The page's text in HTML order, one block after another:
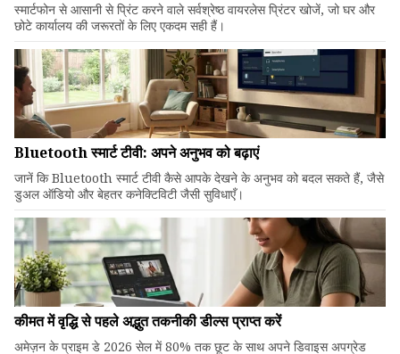
स्मार्टफोन से आसानी से प्रिंट करने वाले सर्वश्रेष्ठ वायरलेस प्रिंटर खोजें, जो घर और
छोटे कार्यालय की जरूरतों के लिए एकदम सही हैं।
Bluetooth स्मार्ट टीवी: अपने अनुभव को बढ़ाएं
जानें कि Bluetooth स्मार्ट टीवी कैसे आपके देखने के अनुभव को बदल सकते हैं, जैसे
डुअल ऑडियो और बेहतर कनेक्टिविटी जैसी सुविधाएँ।
कीमत में वृद्धि से पहले अद्भुत तकनीकी डील्स प्राप्त करें
अमेज़न के प्राइम डे 2026 सेल में 80% तक छूट के साथ अपने डिवाइस अपग्रेड